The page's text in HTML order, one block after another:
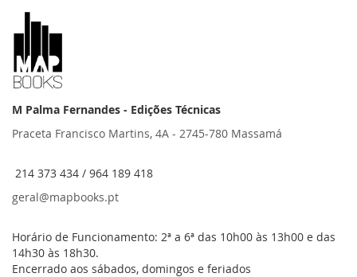
M Palma Fernandes - Edições Técnicas
Praceta Francisco Martins, 4A - 2745-780 Massamá
214 373 434 / 964 189 418
geral@mapbooks.pt
Horário de Funcionamento: 2ª a 6ª das 10h00 às 13h00 e das
14h30 às 18h30.
Encerrado aos sábados, domingos e feriados